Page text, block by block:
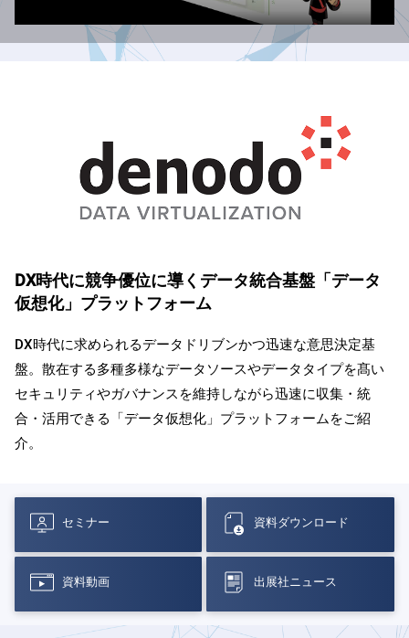
DX時代に競争優位に導くデータ統合基盤「データ
仮想化」プラットフォーム
DX時代に求められるデータドリブンかつ迅速な意思決定基
盤。散在する多種多様なデータソースやデータタイプを髙い
セキュリティやガバナンスを維持しながら迅速に収集・統
合・活用できる「データ仮想化」プラットフォームをご紹
介。
セミナー 資料ダウンロード
資料動画 出展社ニュース